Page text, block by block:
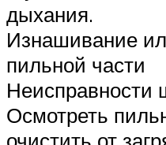
дыхания.
Изнашивание
пильной части
Осмотреть